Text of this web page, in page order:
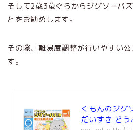
そして2歳3歳ぐらからジグソーパ
とをお勧めします。
その際、難易度調整が行いやすい
す。
くもんのジグ
だいすき どう
は